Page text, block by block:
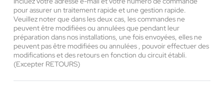
pour assurer un traitement rapide et une gestion rapide.
Veuillez noter que dans les deux cas, les commandes ne
peuvent être modifiées ou annulées que pendant leur
préparation dans nos installations, une fois envoyées, elles ne
peuvent pas être modifiées ou annulées , pouvoir effectuer des
modifications et des retours en fonction du circuit établi.
(Excepter RETOURS)